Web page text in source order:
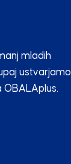
mladih
ustvarjamo